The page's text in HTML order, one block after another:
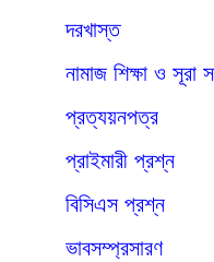
দরখাস্ত
নামাজ শিক্ষা ও সূরা
প্রত্যয়নপত্র
প্রাইমারী প্রশ্ন
বিসিএস প্রশ্ন
ভাবসম্প্রসারণ